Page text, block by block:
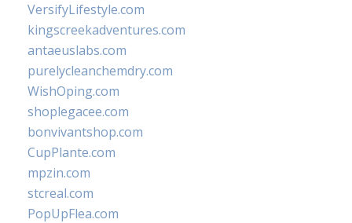
VersifyLifestyle.com
kingscreekadventures.com
antaeuslabs.com
purelycleanchemdry.com
WishOping.com
shoplegacee.com
bonvivantshop.com
CupPlante.com
mpzin.com
stcreal.com
PopUpFlea.com